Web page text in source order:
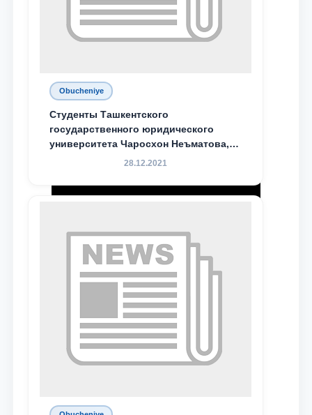
Obucheniye
Студенты Ташкентского
государственного юридического
университета Чаросхон Неъматова,
Севдо Хакимходжаева, Анбарой
курса академического лицея имени
специальной стипендии имени
Хадичи Сулеймановой.
28.12.2021